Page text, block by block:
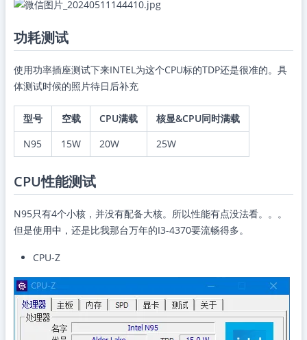
功耗测试
使用功率插座测试下来INTEL为这个CPU标的TDP还是很准的。具
体测试时候的照片待日后补充
型号 空载 CPU满载
核显&CPU同时满载
N95
15W 20W 25W
CPU性能测试
N95只有4个小核，并没有配备大核。所以性能有点没法看。。。
但是使用中，还是比我那台万年的I3-4370要流畅得多。
CPU-Z